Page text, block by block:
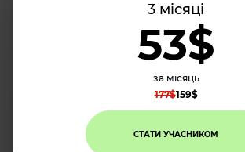
3 місяці
53$
за місяць
177$159$
СТАТИ УЧАСНИКОМ